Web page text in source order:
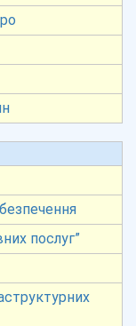
послуг”